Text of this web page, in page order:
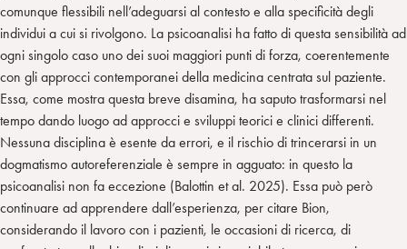
comunque flessibili nell’adeguarsi al contesto e alla specificità degli
individui a cui si rivolgono. La psicoanalisi ha fatto di questa sensibilità ad
ogni singolo caso uno dei suoi maggiori punti di forza, coerentemente
con gli approcci contemporanei della medicina centrata sul paziente.
Essa, come mostra questa breve disamina, ha saputo trasformarsi nel
tempo dando luogo ad approcci e sviluppi teorici e clinici differenti.
Nessuna disciplina è esente da errori, e il rischio di trincerarsi in un
dogmatismo autoreferenziale è sempre in agguato: in questo la
psicoanalisi non fa eccezione (Balottin et al. 2025). Essa può però
continuare ad apprendere dall’esperienza, per citare Bion,
considerando il lavoro con i pazienti, le occasioni di ricerca, di